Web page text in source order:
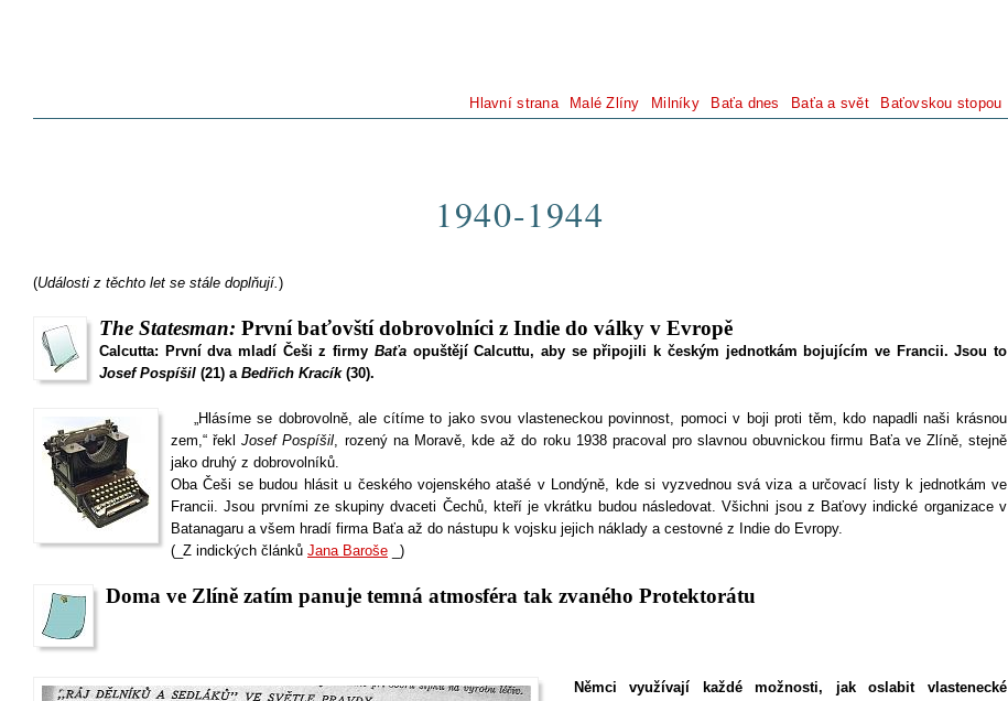
Hlavní strana Malé Zlíny Milníky Baťa dnes Baťa a svět Baťovskou stopou
1940-1944
(Události z těchto let se stále doplňují.)
The Statesman: První baťovští dobrovolníci z Indie do války v Evropě
Calcutta: První dva mladí Češi z firmy Baťaopuštějí Calcuttu, aby se připojili k českým jednotkám bojujícím ve Francii. Jsou to
Josef Pospíšil (21) a Bedřich Kracík(30).
„Hlásíme se dobrovolně, ale cítíme to jako svou vlasteneckou povinnost, pomoci v boji proti těm, kdo napadli naši krásnou
zem,“ řeklJosef Pospíšil , rozený na Moravě, kde až do roku 1938 pracoval pro slavnou obuvnickou firmu Baťa ve Zlíně, stejně
jako druhý z dobrovolníků.
Oba Češi se budou hlásit u českého vojenského atašé v Londýně, kde si vyzvednou svá viza a určovací listy k jednotkám ve
Francii. Jsou prvními ze skupiny dvaceti Čechů, kteří je vkrátku budou následovat. Všichni jsou z Baťovy indické organizace v
Batanagaru a všem hradí firma Baťa až do nástupu k vojsku jejich náklady a cestovné z Indie do Evropy.
(_Z indických článků Jana Baroše _)
Doma ve Zlíně zatím panuje temná atmosféra tak zvaného Protektorátu
Němci využívají každé možnosti, jak oslabit vlastenecké